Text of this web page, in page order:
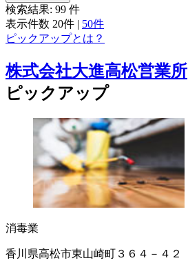
検索結果: 99 件
表示件数 20件 | 50件
ピックアップとは？
株式会社大進高松営業所
ピックアップ
消毒業
香川県高松市東山崎町３６４－４２